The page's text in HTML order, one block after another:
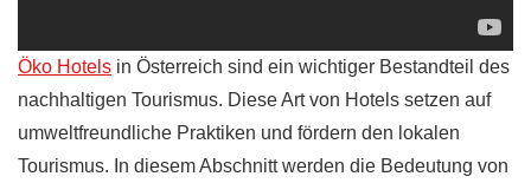
Öko Hotels in Österreich sind ein wichtiger Bestandteil des
nachhaltigen Tourismus. Diese Art von Hotels setzen auf
umweltfreundliche Praktiken und fördern den lokalen
Tourismus. In diesem Abschnitt werden die Bedeutung von